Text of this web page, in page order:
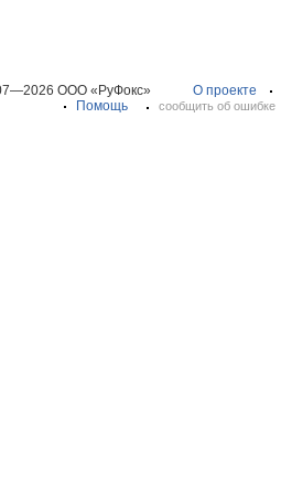
ООО «РуФокс» О проекте
Помощь
сообщить об ошибке